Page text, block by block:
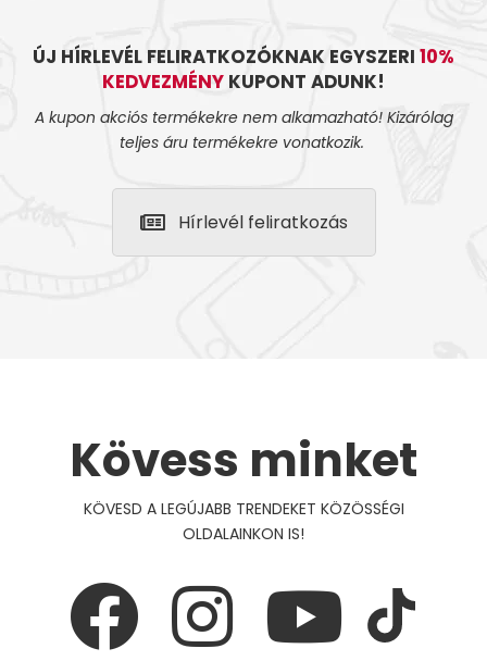
ÚJ HÍRLEVÉL FELIRATKOZÓKNAK EGYSZERI 10%
KEDVEZMÉNY KUPONT ADUNK!
A kupon akciós termékekre nem alkamazható! Kizárólag
teljes áru termékekre vonatkozik.
Hírlevél feliratkozás
Kövess minket
KÖVESD A LEGÚJABB TRENDEKET KÖZÖSSÉGI
OLDALAINKON IS!